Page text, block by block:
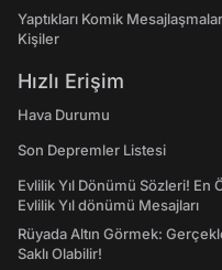
Yaptıkları Komik
Kişiler
Hızlı Erişim
Hava Durumu
Son Depremler Listesi
Evlilik Yıl Dönümü Sözleri! En
Evlilik Yıl dönümü Mesajları
Rüyada Altın Görmek:
Saklı Olabilir!